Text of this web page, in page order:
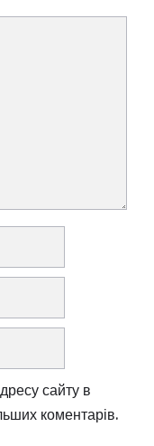
сайту в
коментарів.